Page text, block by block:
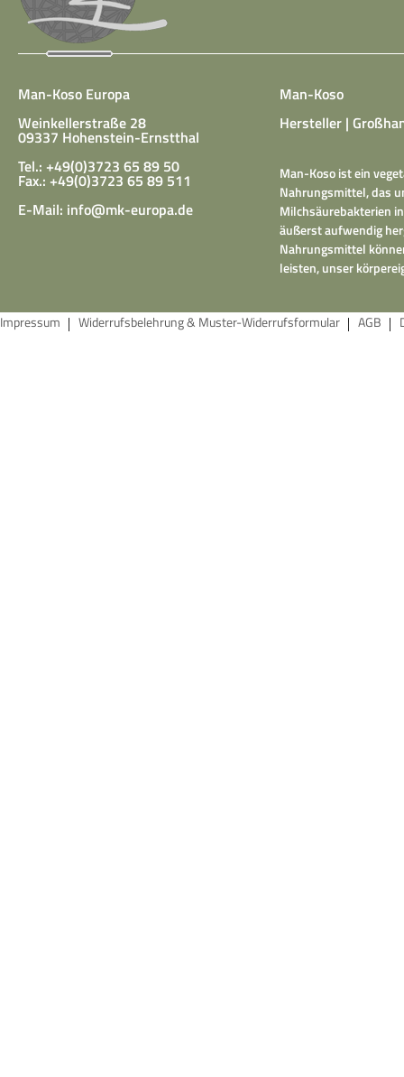
Man-Koso Europa
Weinkellerstraße 28
09337 Hohenstein-Ernstthal
Tel.: +49(0)3723 65 89 50
Fax.: +49(0)3723 65 89 511
E-Mail: info@mk-europa.de
Man-Koso
Hersteller |
Man-Koso ist ein
Nahrungsmittel, das
Milchsäurebakterien
äußerst aufwendig
Nahrungsmittel
leisten, unser
Impressum Widerrufsbelehrung & Muster-Widerrufsformular AGB